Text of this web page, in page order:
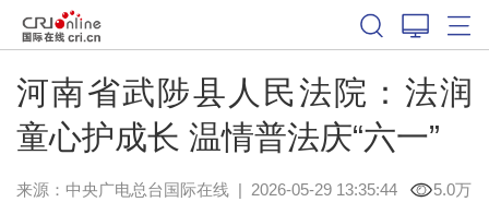
河南省武陟县人民法院：法润
童心护成长 温情普法庆“六一”
来源：中央广电总台国际在线| 2026-05-29 13:35:44 5.0万